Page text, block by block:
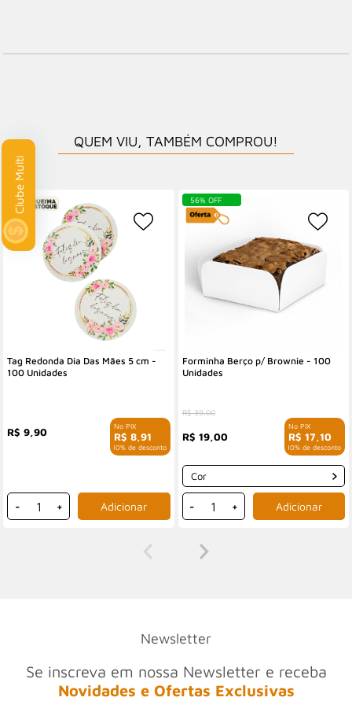
QUEM VIU, TAMBÉM COMPROU!
Tag Redonda Dia Das Mães 5 cm -
100 Unidades
R$ 8,91
com 10% de desconto
R$ 9,90
- +
56% OFF
Forminha Berço p/ Brownie - 100
Unidades
R$ 17,10
com 10% de desconto
R$ 39,00
R$ 19,00
Cor
- +
Newsletter
Se inscreva em nossa Newsletter e receba
Novidades e Ofertas Exclusivas